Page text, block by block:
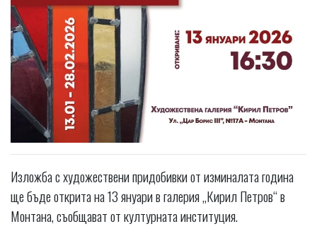
Изложба с художествени придобивки от изминалата година
ще бъде открита на 13 януари в галерия „Кирил Петров“ в
Монтана, съобщават от културната институция.